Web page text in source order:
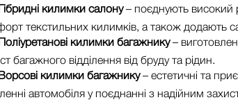
килимки салону– поєднують високий
текстильних килимків, а також додають
килимки багажнику–
багажного відділення від бруду та рідин.
килимки багажнику– естетичні та
автомобіля у поєднанні з надійним